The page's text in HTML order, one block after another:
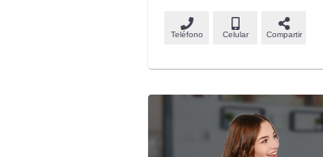
Teléfono Celular Compartir